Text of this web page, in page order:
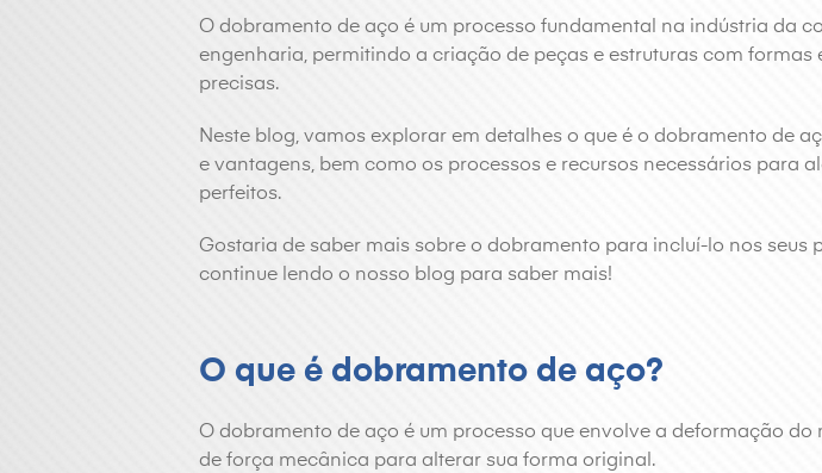
O dobramento de aço é um processo fundamental na indústria da
engenharia, permitindo a criação de peças e estruturas com formas
precisas.
Neste blog, vamos explorar em detalhes o que é o dobramento de
e vantagens, bem como os processos e recursos necessários para
perfeitos.
Gostaria de saber mais sobre o dobramento para incluí-lo nos seus
continue lendo o nosso blog para saber mais!
O que é dobramento de aço?
O dobramento de aço é um processo que envolve a deformação do
de força mecânica para alterar sua forma original.